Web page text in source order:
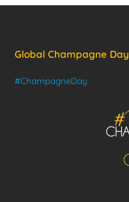
Global Champagne Day
#ChampagneDay